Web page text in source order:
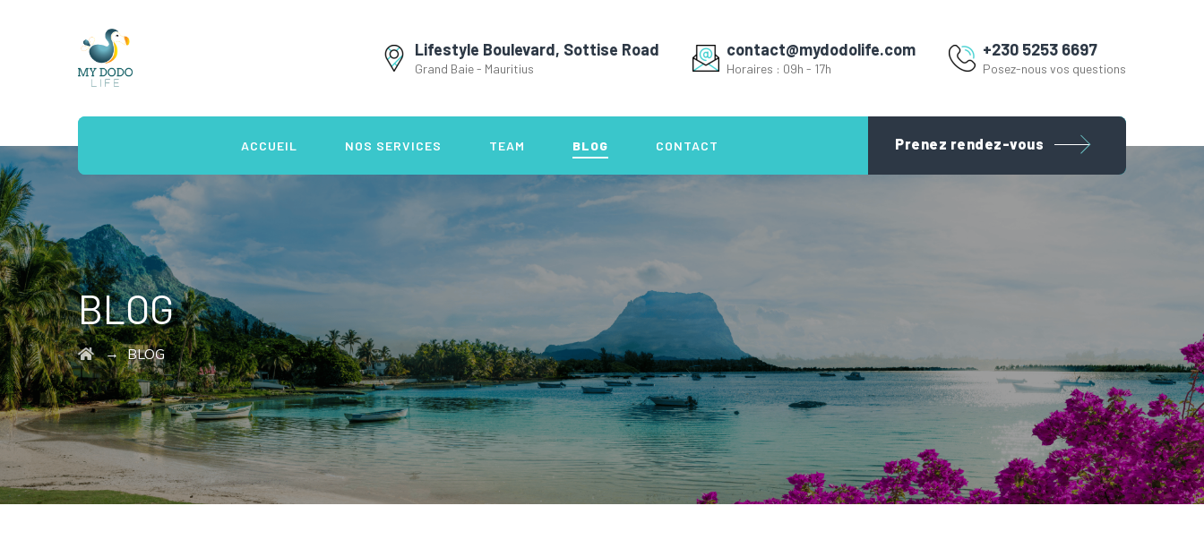
Lifestyle Boulevard, Sottise Road
Grand Baie - Mauritius
contact@mydodolife.com
Horaires : 09h - 17h
+230 5253 6697
Posez-nous vos questions
ACCUEIL NOS SERVICES TEAM BLOG CONTACT Prenez rendez-vous
BLOG
→BLOG